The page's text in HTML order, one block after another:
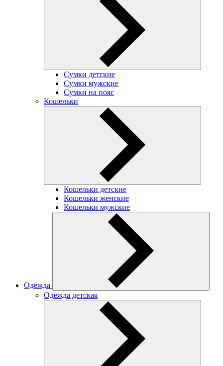
Сумки детские
Сумки мужские
Сумки на пояс
Кошельки
Кошельки детские
Кошельки женские
Кошельки мужские
Одежда
Одежда детская